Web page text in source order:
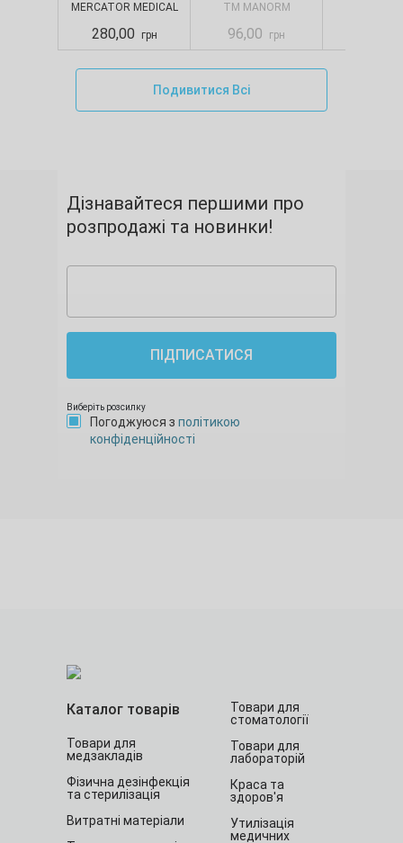
S
MERCATOR MEDICAL
280,00 грн
TM MANORM
96,00 грн
Подивитися Всі
Дізнавайтеся першими про
розпродажі та новинки!
ПІДПИСАТИСЯ
Виберіть розсилку
Погоджуюся з політикою
конфіденційності
Каталог товарів
Товари для
медзакладів
Фізична дезінфекція
та стерилізація
Витратні матеріали
Товари для
стоматології
Товари для
лабораторій
Краса та
здоров'я
Утилізація
медичних